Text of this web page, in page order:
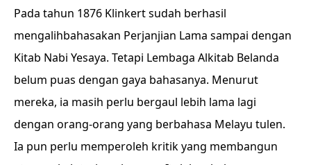
Pada tahun 1876 Klinkert sudah berhasil
mengalihbahasakan Perjanjian Lama sampai dengan
Kitab Nabi Yesaya. Tetapi Lembaga Alkitab Belanda
belum puas dengan gaya bahasanya. Menurut
mereka, ia masih perlu bergaul lebih lama lagi
dengan orang-orang yang berbahasa Melayu tulen.
Ia pun perlu memperoleh kritik yang membangun